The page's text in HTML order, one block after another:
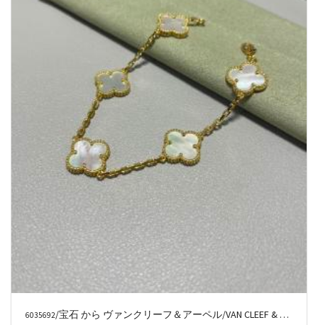
6035692/宝石 から ヴァンクリーフ＆アーペル/VAN CLEEF & ARPELS